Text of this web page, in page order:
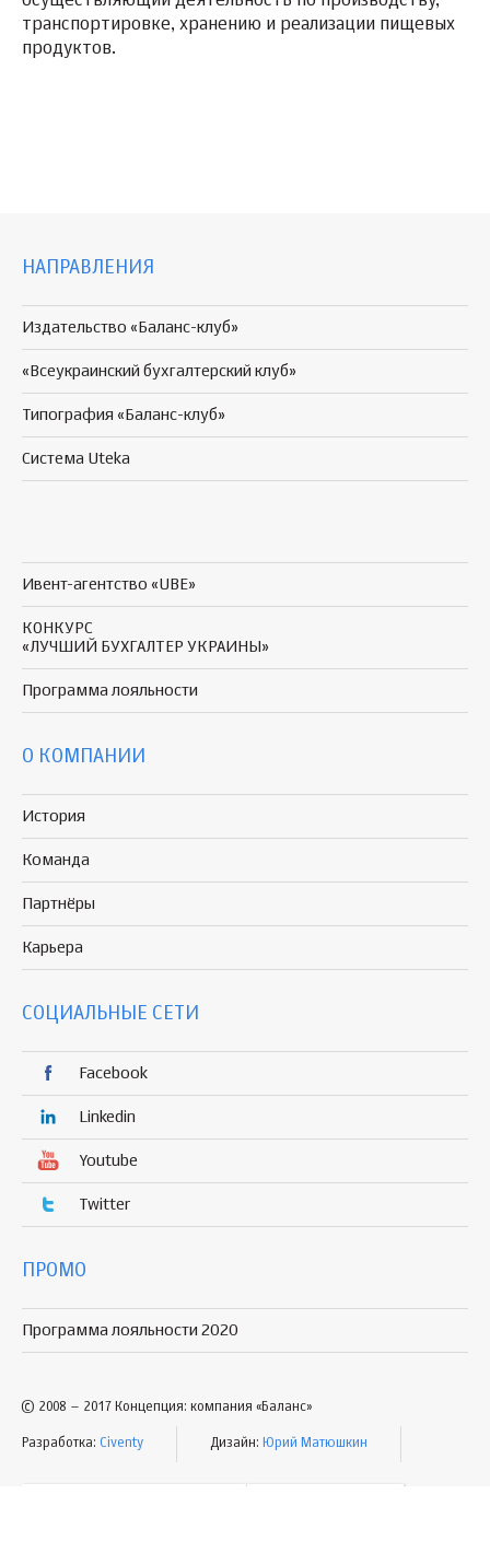
транспортировке, хранению и реализации пищевых
продуктов.
НАПРАВЛЕНИЯ
Издательство «Баланс-клуб»
«Всеукраинский бухгалтерский клуб»
Типография «Баланс-клуб»
Система Uteka
Ивент-агентство «UBE»
КОНКУРС
«ЛУЧШИЙ БУХГАЛТЕР УКРАИНЫ»
Программа лояльности
О КОМПАНИИ
История
Команда
Партнёры
Карьера
СОЦИАЛЬНЫЕ СЕТИ
Facebook
Linkedin
Youtube
Twitter
ПРОМО
Программа лояльности 2020
© 2008 – 2017 Концепция: компания «Баланс»
Разработка: Civenty Дизайн: Юрий Матюшкин